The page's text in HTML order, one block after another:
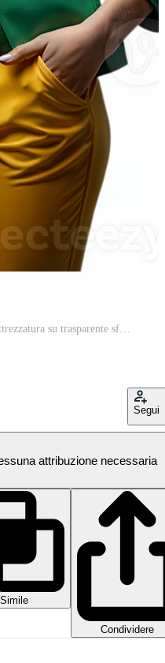
fiducioso donna nel vivace moda attrezzatura su trasparente sfondo PNG Pro
Segui
attribuzione necessaria
Simile
Condividere